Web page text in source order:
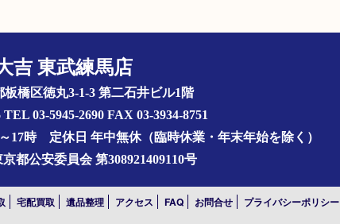
吉 東武練馬店
板橋区徳丸3-1-3 第二石井ビル1階
03-5945-2690 FAX 03-3934-8751
～17時 定休日 年中無休（臨時休業・年末年始を除く）
京都公安委員会 第308921409110号
宅配買取 遺品整理 アクセス FAQ お問合せ プライバシーポリシー